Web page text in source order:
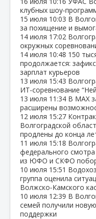
клубных
15 июля 10:03 В
за похищение и
14 июля 17:02
окружных
14 июля 10:48 150
продолжается:
зарплат курьеров
13 июля 15:43
ИТ‑соревнование
13 июля 11:34 В МАХ
расширены
12 июля 15:27
Волгоградской
продлены до конца
11 июля 15:18
федерального смотра
из ЮФО и СКФО
10 июля 15:51
группа оценила
Волжско‑Камского
10 июля 12:39 В
семей получили
поддержки